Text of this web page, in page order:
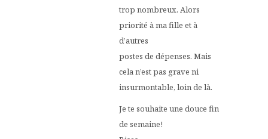
trop nombreux. Alors
priorité à ma fille et à
d’autres
postes de dépenses. Mais
cela n’est pas grave ni
insurmontable, loin de là.
Je te souhaite une douce fin
de semaine!